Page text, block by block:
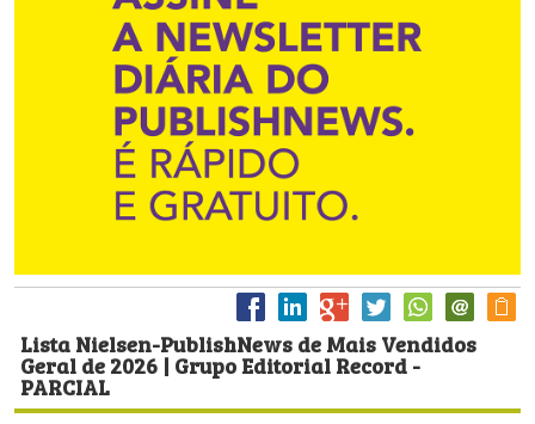
Lista Nielsen-PublishNews de Mais Vendidos
Geral de 2026 | Grupo Editorial Record -
PARCIAL